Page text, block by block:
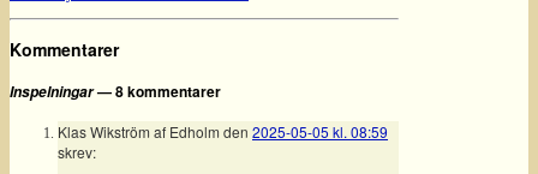
Kommentarer
Inspelningar— 8 kommentarer
Klas Wikström af Edholm den 2025-05-05 kl. 08:59
skrev: